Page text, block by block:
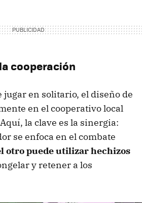
cooperación
jugar en solitario, el diseño de
en el cooperativo local
la clave es la sinergia:
se enfoca en el combate
otro puede utilizar hechizos
y retener a los